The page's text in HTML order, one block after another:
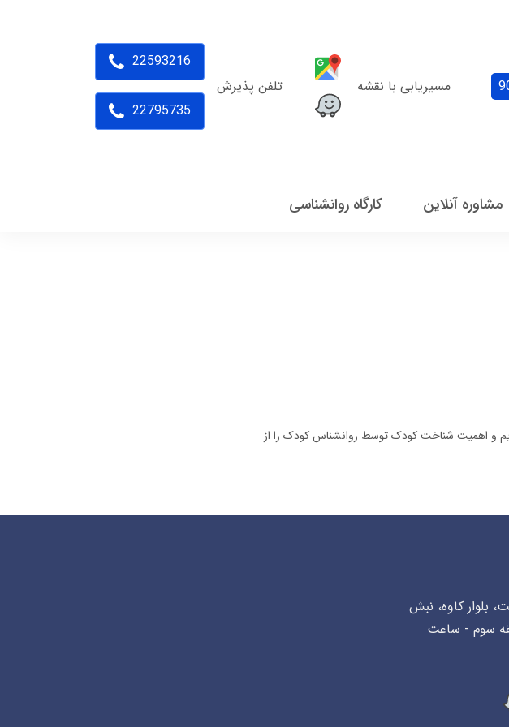
مسیریابی با نقشه تلفن پذیرش
22593216
22795735
مشاوره آنلاین کارگاه روانشناسی
و اهمیت شناخت کودک توسط روانشناس کودک را از
بلوار کاوه، نبش
پلاک29، واحد6، طبقه سوم - ساعت